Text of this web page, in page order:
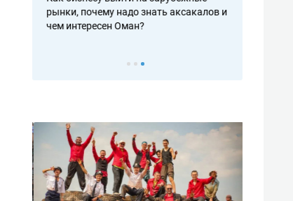
рынки, почему надо знать аксакалов и
чем интересен Оман?